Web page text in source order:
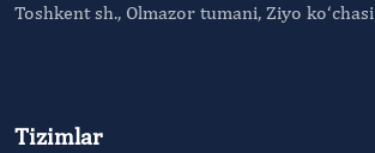
Toshkent sh., Olmazor tumani, Ziyo
Tizimlar